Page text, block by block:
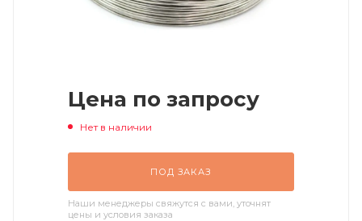
Цена по запросу
Нет в наличии
ПОД ЗАКАЗ
Наши менеджеры свяжутся с вами, уточнят
цены и условия заказа